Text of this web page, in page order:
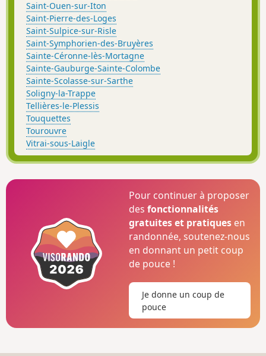
Saint-Ouen-sur-Iton
Saint-Pierre-des-Loges
Saint-Sulpice-sur-Risle
Saint-Symphorien-des-Bruyères
Sainte-Céronne-lès-Mortagne
Sainte-Gauburge-Sainte-Colombe
Sainte-Scolasse-sur-Sarthe
Soligny-la-Trappe
Tellières-le-Plessis
Touquettes
Tourouvre
Vitrai-sous-Laigle
Pour continuer à proposer
desfonctionnalités
gratuites et pratiques en
randonnée, soutenez-nous
en donnant un petit coup
de pouce !
Je donne un coup de
pouce